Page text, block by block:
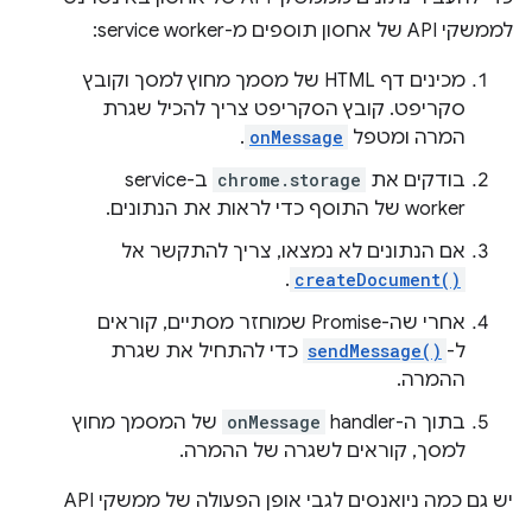
לממשקי API של אחסון תוספים מ-service worker:
מכינים דף HTML של מסמך מחוץ למסך וקובץ
סקריפט. קובץ הסקריפט צריך להכיל שגרת
המרה ומטפל onMessage
.
בודקים את chrome.storage
ב-service
worker של התוסף כדי לראות את הנתונים.
אם הנתונים לא נמצאו, צריך להתקשר אל
createDocument()
.
אחרי שה-Promise שמוחזר מסתיים, קוראים
ל- sendMessage() כדי להתחיל את שגרת
ההמרה.
בתוך ה-handler‏
onMessage של המסמך מחוץ
למסך, קוראים לשגרה של ההמרה.
יש גם כמה ניואנסים לגבי אופן הפעולה של ממשקי API